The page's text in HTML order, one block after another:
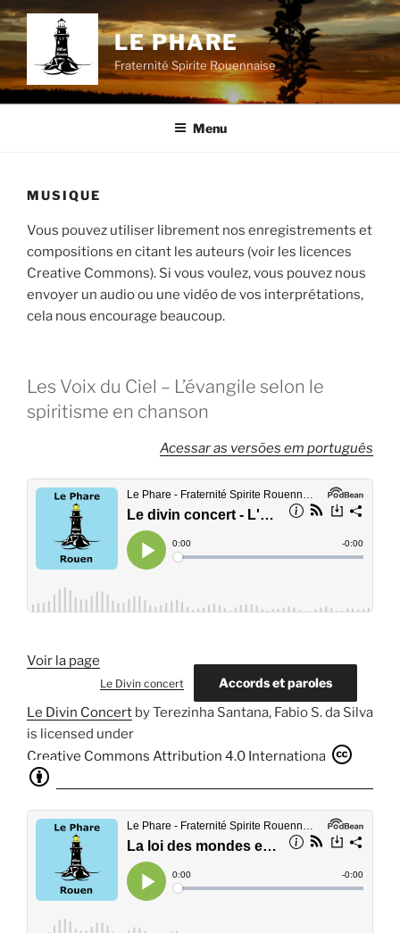
Aller
au
contenu
principal
LE PHARE
Fraternité Spirite Rouennaise
Menu
MUSIQUE
Vous pouvez utiliser librement nos enregistrements et
compositions en citant les auteurs (voir les licences
Creative Commons). Si vous voulez, vous pouvez nous
envoyer un audio ou une vidéo de vos interprétations,
cela nous encourage beaucoup.
Les Voix du Ciel – L’évangile selon le
spiritisme en chanson
Acessar as versões em português
Voir la page
Le Divin concert Accords et paroles
Le Divin Concert byTerezinha Santana, Fabio S. da Silva
is licensed under
Creative Commons Attribution 4.0 International